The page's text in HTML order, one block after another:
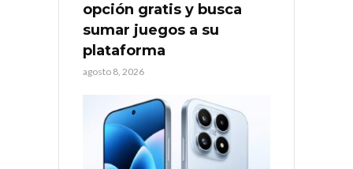
opción gratis y busca
sumar juegos a su
plataforma
agosto 8, 2026